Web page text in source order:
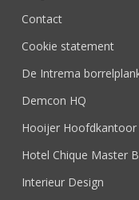
Contact
Cookie statement
De Intrema
Demcon HQ
Hooijer Hoofdkantoor
Hotel Chique Master
Interieur Design